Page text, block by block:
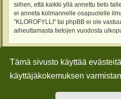
Tämä sivusto käyttää
käyttäjäkokemuksen
siihen, että kaikki yllä annettu tieto
ei anneta kolmannelle osapuolelle
"KLOROFYLLI" tai phpBB ei ole
aiheuttamasta tietojen vuodosta
Etusivu Viesti
Keskustelufoorumin ohjelmistophpBB®